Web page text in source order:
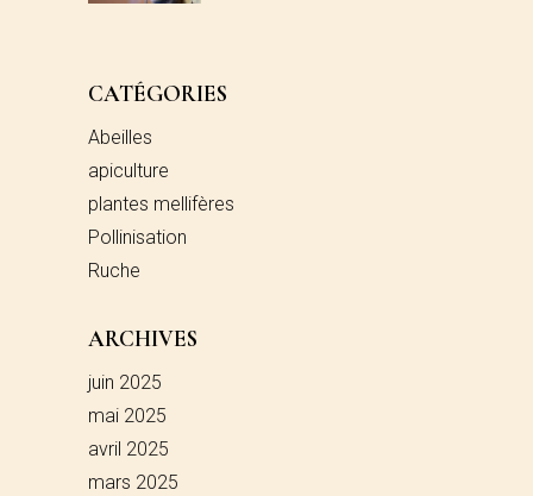
CATÉGORIES
Abeilles
apiculture
plantes mellifères
Pollinisation
Ruche
ARCHIVES
juin 2025
mai 2025
avril 2025
mars 2025